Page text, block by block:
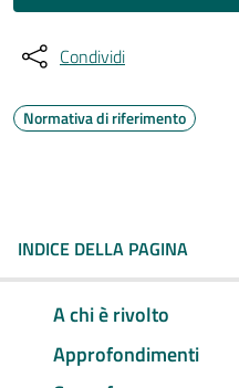
Condividi
Normativa di riferimento
INDICE DELLA PAGINA
A chi è rivolto
Approfondimenti